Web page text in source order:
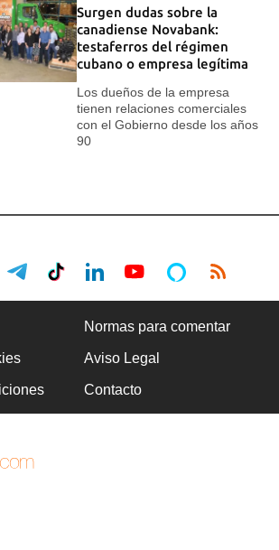
Surgen dudas sobre la
canadiense Novabank:
testaferros del régimen
cubano o empresa legítima
Los dueños de la empresa
tienen relaciones comerciales
con el Gobierno desde los años
90
Normas para comentar
Aviso Legal
Contacto